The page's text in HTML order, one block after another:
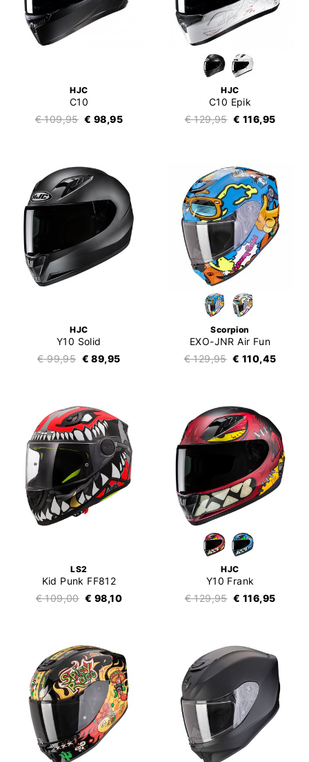
HJC
C10
€ 109,95 € 98,95
HJC
C10 Epik
€ 129,95 € 116,95
HJC
Y10 Solid
€ 99,95 € 89,95
Scorpion
EXO-JNR Air Fun
€ 129,95 € 110,45
LS2
Kid Punk FF812
€ 109,00 € 98,10
HJC
Y10 Frank
€ 129,95 € 116,95